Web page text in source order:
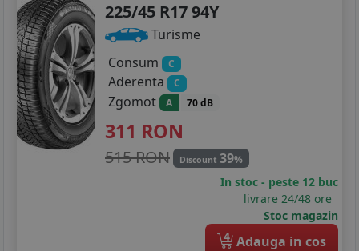
225/45 R17 94Y
Turisme
Consum
C
Aderenta C
Zgomot A 70 dB
311 RON
515 RON Discount 39%
In stoc - peste 12 buc
livrare 24/48 ore
Stoc magazin
4 Adauga in cos